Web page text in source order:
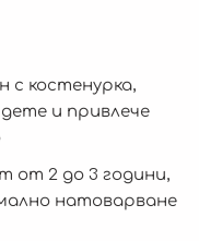
с костенурка,
и привлече
от 2 до 3 години,
натоварване